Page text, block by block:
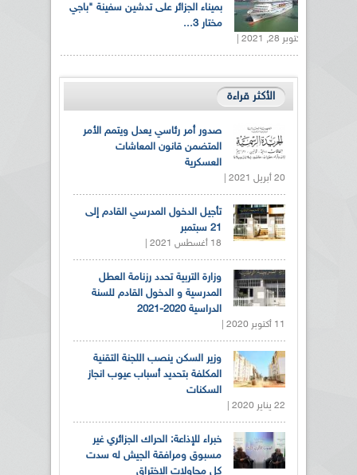
بميناء الجزائر على تدشين سفينة "باجي
مختار 3...
أكتوبر 28, 2021 |
الأكثر قراءة
صدور أمر رئاسي يعدل ويتمم الأمر
المتضمن قانون المعاشات
العسكرية
20 أبريل 2021 |
تأجيل الدخول المدرسي القادم إلى
21 سبتمبر
18 أغسطس 2021 |
وزارة التربية تحدد رزنامة العطل
المدرسية و الدخول القادم للسنة
الدراسية 2020-2021
11 أكتوبر 2020 |
وزير السكن ينصب اللجنة التقنية
المكلفة بتحديد أسباب عيوب انجاز
السكنات
22 يناير 2020 |
خبراء للإذاعة: الحراك الجزائري غير
مسبوق ومرافقة الجيش له سدت
كل محاولات الاختراق